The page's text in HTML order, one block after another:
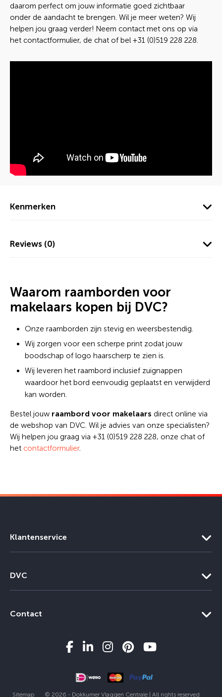
daarom perfect om jouw informatie goed zichtbaar
onder de aandacht te brengen. Wil je meer weten? Wij
helpen jou graag verder! Neem contact met ons op via
het contactformulier, de chat of bel +31 (0)519 228 228.
Kenmerken
Reviews (0)
Waarom raamborden voor
makelaars kopen bij DVC?
Onze raamborden zijn stevig en weersbestendig.
Wij zorgen voor een scherpe print zodat jouw
boodschap of logo haarscherp te zien is.
Wij leveren het raambord inclusief zuignappen
waardoor het bord eenvoudig geplaatst en verwijderd
kan worden.
Bestel jouw raambord voor makelaars direct online via
de webshop van DVC. Wil je advies van onze specialisten?
Wij helpen jou graag via +31 (0)519 228 228, onze chat of
het contactformulier.
Klantenservice
DVC
Contact
Sitemap © 2026 - Dokkumer Vlaggen Centrale | All rights reserved